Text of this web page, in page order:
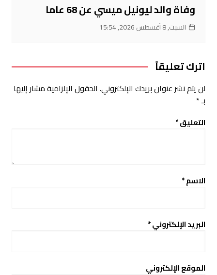
وفاة والد ليونيل ميسي عن 68 عاما
السبت, 8 أغسطس 2026, 15:54
اترك تعليقاً
لن يتم نشر عنوان بريدك الإلكتروني. الحقول الإلزامية مشار إليها
بـ*
التعليق*
الاسم*
البريد الإلكتروني*
الموقع الإلكتروني